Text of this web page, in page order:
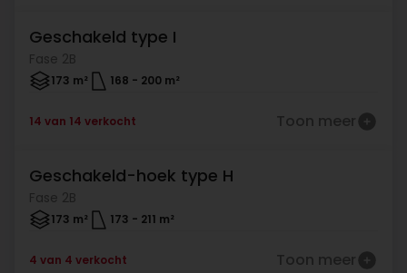
Verkocht
Geschakeld type I
Fase 2B
173 m² 168 - 200 m²
14 van 14 verkocht Toon meer
Verkocht
Geschakeld-hoek type H
Fase 2B
173 m² 173 - 211 m²
4 van 4 verkocht Toon meer